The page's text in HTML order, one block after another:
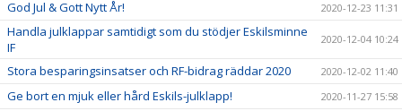
God Jul & Gott Nytt År! 2020-12-23 11:31
Handla julklappar samtidigt som du stödjer Eskilsminne
IF
2020-12-04 10:24
Stora besparingsinsatser och RF-bidrag räddar 2020 2020-12-02 11:40
Ge bort en mjuk eller hård Eskils-julklapp! 2020-11-27 15:58